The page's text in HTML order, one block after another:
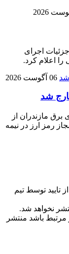
اجرای
اعلام کرد.
06 آگوست 2026
برق مازندران از
غیرمجاز رمز ارز در نیمه
تایید توسط تیم
نخواهد شد.
مرتبط باشد منتشر